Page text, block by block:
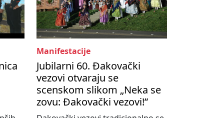
Manifestacije
Jubilarni 60. Đakovački
vezovi otvaraju se
scenskom slikom „Neka se
zovu: Đakovački vezovi!”